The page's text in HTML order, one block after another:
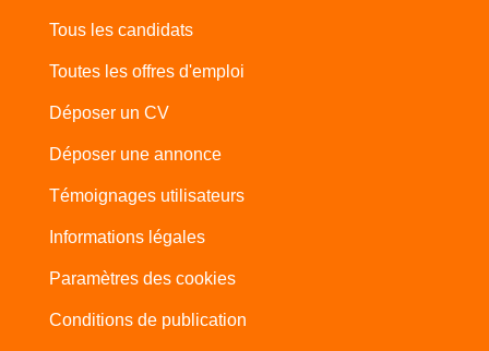
Tous les candidats
Toutes les offres d'emploi
Déposer un CV
Déposer une annonce
Témoignages utilisateurs
Informations légales
Paramètres des cookies
Conditions de publication